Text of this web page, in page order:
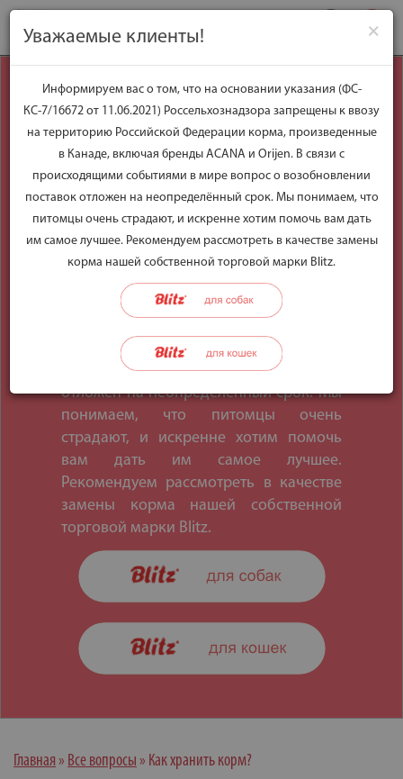
Уважаемые
клиенты!
Информируем вас о том, что на
основании указания (ФС-КС-7/16672 от
11.06.2021) Россельхознадзора
запрещены к ввозу на территорию
Российской Федерации корма,
произведенные в Канаде, включая
происходящими событиями в мире
вопрос о возобновлении поставок
отложен на неопределённый срок. Мы
понимаем, что питомцы очень
страдают, и искренне хотим помочь
вам дать им самое лучшее.
Рекомендуем рассмотреть в качестве
замены корма нашей собственной
торговой марки Blitz.
Главная » Все вопросы » Как хранить корм?
×
Уважаемые клиенты!
Информируем вас о том, что на основании указания (ФС-
КС-7/16672 от 11.06.2021) Россельхознадзора запрещены к ввозу
на территорию Российской Федерации корма, произведенные
в Канаде, включая бренды ACANA и Orijen. В связи с
происходящими событиями в мире вопрос о возобновлении
поставок отложен на неопределённый срок. Мы понимаем, что
питомцы очень страдают, и искренне хотим помочь вам дать
им самое лучшее. Рекомендуем рассмотреть в качестве замены
корма нашей собственной торговой марки Blitz.